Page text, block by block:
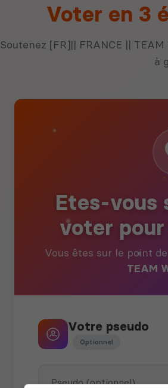
Voter en 3
Soutenez [FR]|| FRANCE ||
à
Etes-vous
voter
Vous êtes sur le point
TEAM
Votre pseudo
Optionnel